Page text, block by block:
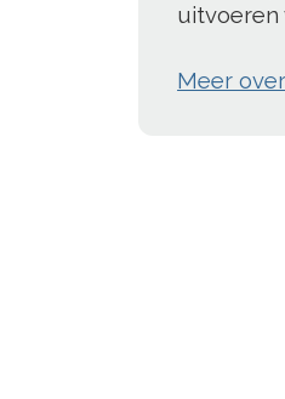
uitvoeren
Meer